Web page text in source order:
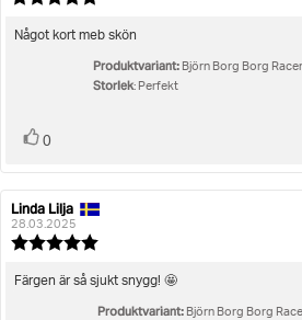
utav
stjärnor
Recensionstext:
Något kort meb skön
Produktvariant: Björn Borg Borg
Storlek: Perfekt
Rösta
0
Recensionsförfattare:
Linda Lilja
28.03.2025
utav
stjärnor
Recensionstext:
Färgen är så sjukt snygg! 🤩
Produktvariant: Björn Borg Borg